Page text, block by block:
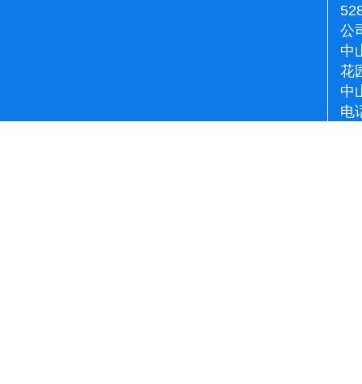
公
中
花
中
电